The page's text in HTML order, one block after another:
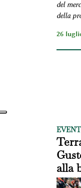
del
della
26
alla